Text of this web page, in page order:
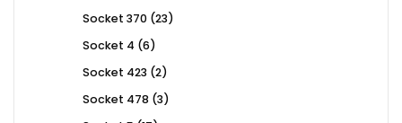
Socket 370 2323
Socket 4 66
Socket 423 22
Socket 478 33